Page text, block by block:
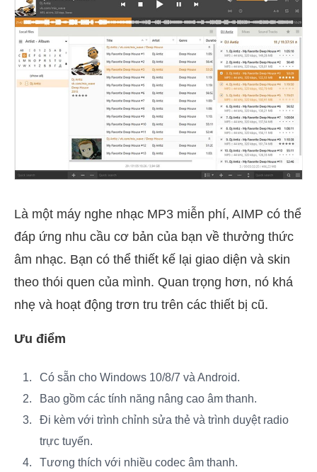
Là một máy nghe nhạc MP3 miễn phí, AIMP có thể
đáp ứng nhu cầu cơ bản của bạn về thưởng thức
âm nhạc. Bạn có thể thiết kế lại giao diện và skin
theo thói quen của mình. Quan trọng hơn, nó khá
nhẹ và hoạt động trơn tru trên các thiết bị cũ.
Ưu điểm
Có sẵn cho Windows 10/8/7 và Android.
Bao gồm các tính năng nâng cao âm thanh.
Đi kèm với trình chỉnh sửa thẻ và trình duyệt radio
trực tuyến.
Tương thích với nhiều codec âm thanh.